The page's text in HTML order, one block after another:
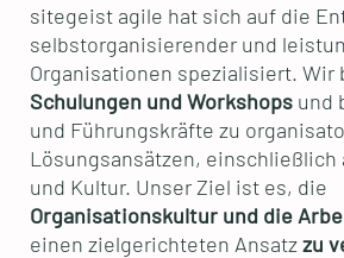
sitegeist agile hat sich auf die
selbstorganisierender und
Organisationen spezialisiert. Wir
Schulungen und Workshopsund
und Führungskräfte zu
Lösungsansätzen, einschließlich
und Kultur. Unser Ziel ist es, die
Organisationskultur und die
einen zielgerichteten Ansatzzu